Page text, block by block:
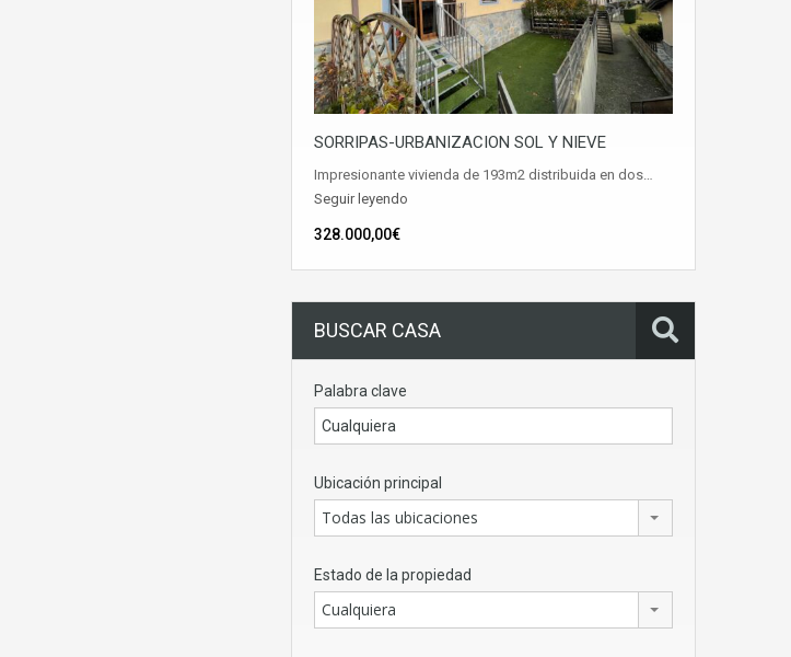
SORRIPAS-URBANIZACION SOL Y NIEVE
Impresionante vivienda de 193m2 distribuida en dos…
Seguir leyendo
328.000,00€
BUSCAR CASA
Palabra clave
Ubicación principal
Todas las ubicaciones
Estado de la propiedad
Cualquiera